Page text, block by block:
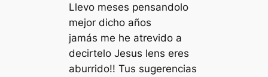
Llevo meses pensandolo
mejor dicho años
jamás me he atrevido a
decirtelo Jesus lens eres
aburrido!! Tus sugerencias